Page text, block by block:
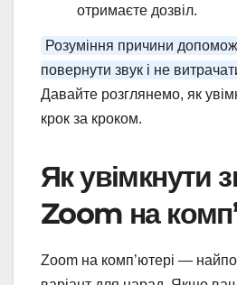
отримаєте дозвіл.
Розуміння причини
повернути звук і не
Давайте розглянемо, як
крок за кроком.
Як увімкнути
Zoom на
Zoom на комп’ютері —